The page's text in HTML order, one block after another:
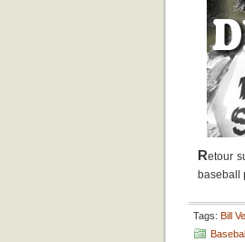
Retour
baseball
Tags: Bill